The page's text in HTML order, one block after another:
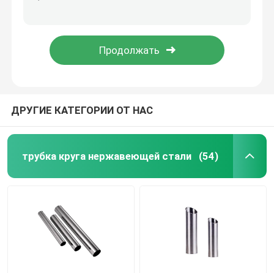
Безшовная труба нержавеющей стали
Адвокатура нержавеющей стали штанга
ДРУГИЕ КАТЕГОРИИ ОТ НАС
трубка круга нержавеющей стали (54)